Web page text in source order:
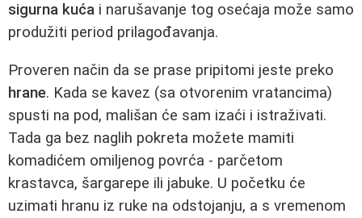
sigurna kuća i narušavanje tog osećaja može samo
produžiti period prilagođavanja.
Proveren način da se prase pripitomi jeste preko
hrane. Kada se kavez (sa otvorenim vratancima)
spusti na pod, mališan će sam izaći i istraživati.
Tada ga bez naglih pokreta možete mamiti
komadićem omiljenog povrća - parčetom
krastavca, šargarepe ili jabuke. U početku će
uzimati hranu iz ruke na odstojanju, a s vremenom